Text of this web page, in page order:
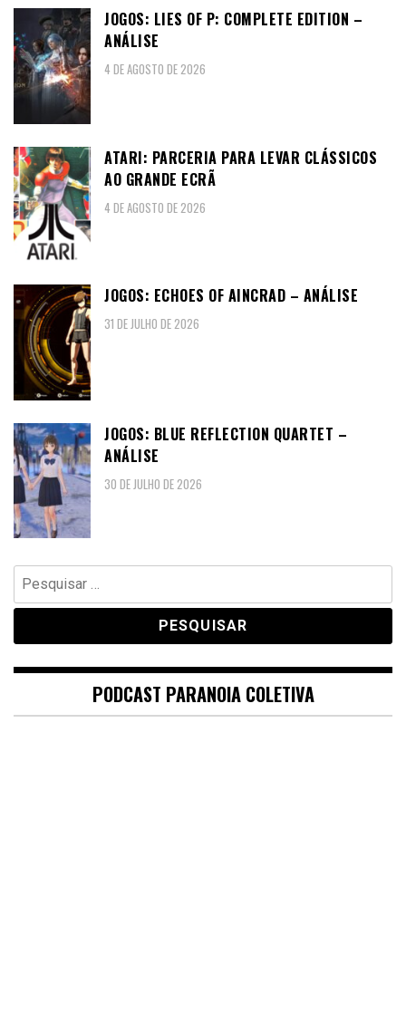
JOGOS: LIES OF P: COMPLETE EDITION –
ANÁLISE
4 DE AGOSTO DE 2026
ATARI: PARCERIA PARA LEVAR CLÁSSICOS
AO GRANDE ECRÃ
4 DE AGOSTO DE 2026
JOGOS: ECHOES OF AINCRAD – ANÁLISE
31 DE JULHO DE 2026
JOGOS: BLUE REFLECTION QUARTET –
ANÁLISE
30 DE JULHO DE 2026
Pesquisar
por:
PODCAST PARANOIA COLETIVA